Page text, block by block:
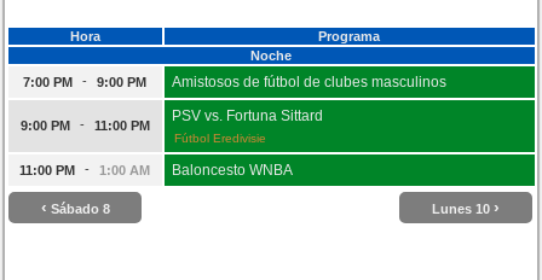
Hora
Programa
Noche
7:00 PM
- 9:00 PM Amistosos de fútbol de clubes masculinos
9:00 PM - 11:00 PM
PSV vs. Fortuna Sittard
Fútbol Eredivisie
11:00 PM - 1:00 AM Baloncesto WNBA
‹ Sábado 8 Lunes 10 ›